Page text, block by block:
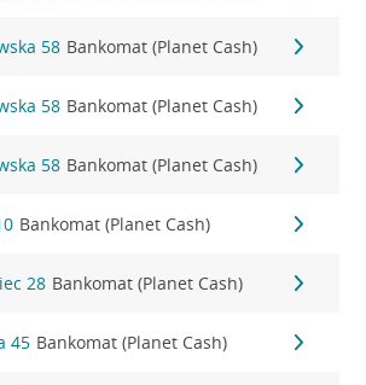
58 Bankomat (Planet Cash)
58 Bankomat (Planet Cash)
58 Bankomat (Planet Cash)
Bankomat (Planet Cash)
28 Bankomat (Planet Cash)
45 Bankomat (Planet Cash)